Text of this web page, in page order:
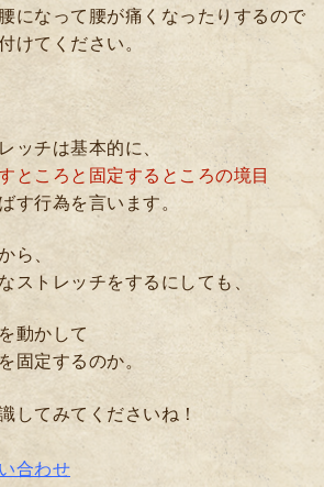
になって腰が痛くなったりするので
けてください。
ッチは基本的に、
ところと固定するところの境目
す行為を言います。
ら、
ストレッチをするにしても、
動かして
固定するのか。
してみてくださいね！
合わせ